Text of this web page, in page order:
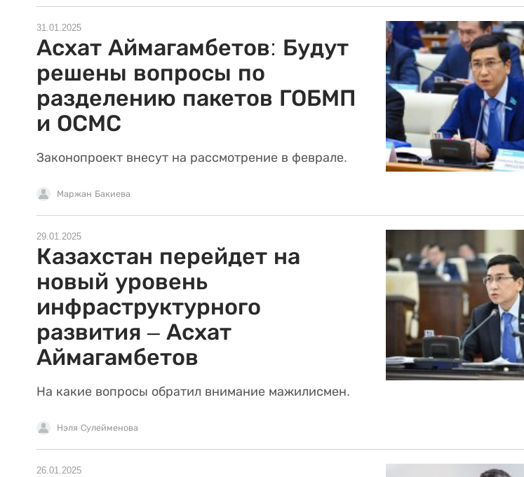
31.01.2025
Асхат Аймагамбетов: Будут
решены вопросы по
разделению пакетов ГОБМП
и ОСМС
Законопроект внесут на рассмотрение в феврале.
Маржан Бакиева
29.01.2025
Казахстан перейдет на
новый уровень
инфраструктурного
развития – Асхат
Аймагамбетов
На какие вопросы обратил внимание мажилисмен.
Нэля Сулейменова
26.01.2025